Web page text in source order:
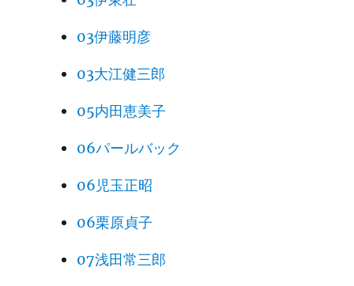
03伊藤明彦
03大江健三郎
05内田恵美子
06パールバック
06児玉正昭
06栗原貞子
07浅田常三郎